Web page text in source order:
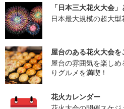
「日本三大花火大会」
日本最大規模の超大型
屋台のある花火大会を
屋台の雰囲気を楽し
りグルメを満喫！
花火カレンダー